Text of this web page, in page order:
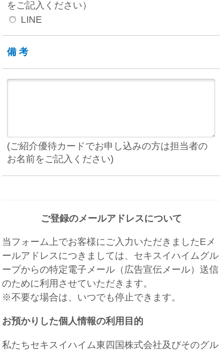
をご記入ください）
LINE
備考
(ご紹介優待カードでお申し込みの方は担当者の
お名前をご記入ください)
ご登録のメールアドレスについて
当フォーム上でお客様にご入力いただきましたEメ
ールアドレスにつきましては、セキスイハイムグル
ープからの特定電子メール（広告宣伝メール）送信
のために利用させていただきます。
※不要な場合は、いつでも停止できます。
お預かりした個人情報の利用目的
私たちセキスイハイム東四国株式会社及びそのグル